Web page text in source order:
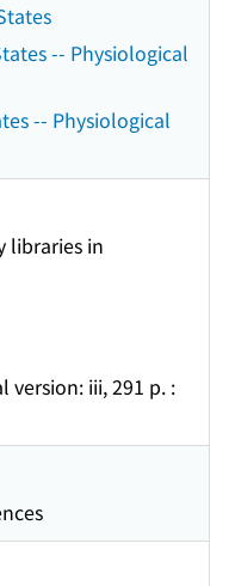
-- Physiological
-- Physiological
libraries in
version: iii, 291 p. :